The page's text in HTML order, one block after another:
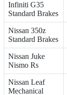
Infiniti G35
Standard Brakes
Nissan 350z
Standard Brakes
Nissan Juke
Nismo Rs
Nissan Leaf
Mechanical